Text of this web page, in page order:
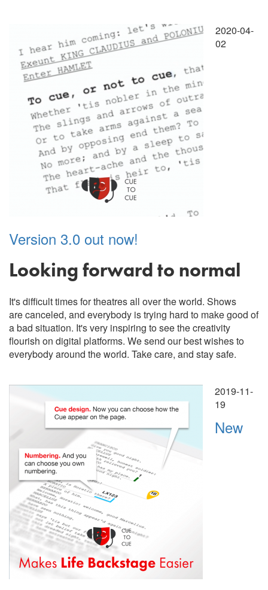
2020-04-
02
Version 3.0 out now!
Looking forward to normal
It's difficult times for theatres all over the world. Shows
are canceled, and everybody is trying hard to make good of
a bad situation. It's very inspiring to see the creativity
flourish on digital platforms. We send our best wishes to
everybody around the world. Take care, and stay safe.
2019-11-
19
New